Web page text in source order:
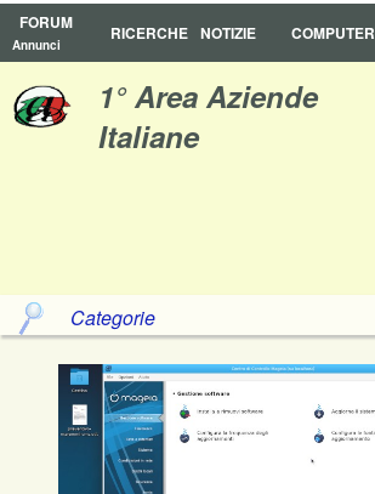
FORUM
Annunci
RICERCHE NOTIZIE COMPUTER
1° Area Aziende
Italiane
Categorie